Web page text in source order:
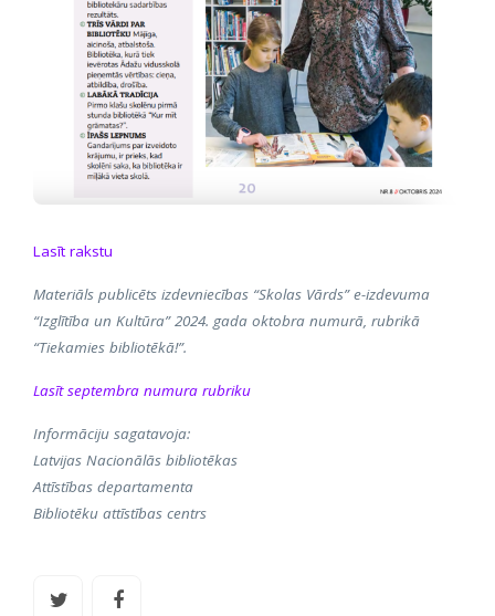
Lasīt rakstu
Materiāls publicēts izdevniecības “Skolas Vārds” e-izdevuma
“Izglītība un Kultūra” 2024. gada oktobra numurā, rubrikā
“Tiekamies bibliotēkā!”.
Lasīt septembra numura rubriku
Informāciju sagatavoja:
Latvijas Nacionālās bibliotēkas
Attīstības departamenta
Bibliotēku attīstības centrs